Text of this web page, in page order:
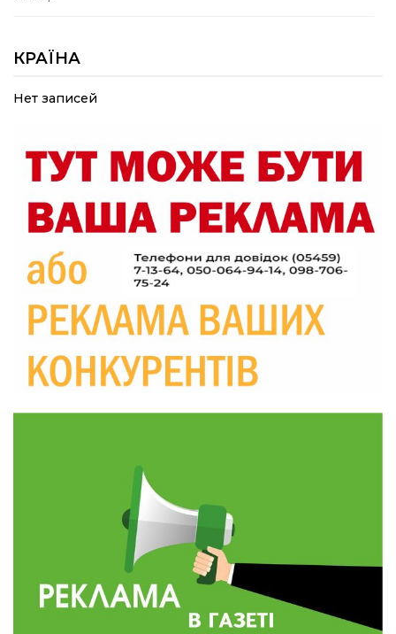
04 сер
прикордоння до втраченого дому
19:36
Пишіть листи самому собі, або як уникнути
19:29
30 лип
«Все закінчиться, приїду й одружуся…»: Пам’яті
26-річного Захисника Богдана Ємця (ВІДЕО)
20:06
Паливо по 100 грн та ризик дефіциту: чому в
28 лип
Житлові сертифікати, підготовка до зими та
підтримка ВПО: підсумки засідання виконкому
Краснопільської селищної ради
10:36
28 лип
Валентина Масалітіна: «Нас тримає віра в
Перемогу і повернення додому»
Обмежено придатний, але безмежно
вмотивований: Як колишній лісівник став асом
артилерії
490 пацієнтів та 15 відвіданих сіл: МБФ
«Альянс громадського здоров’я» підбив
підсумки роботи мобільних клінік у Сумській
області
КРАЇНА
Нет записей